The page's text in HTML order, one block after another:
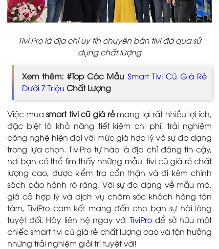
Tivi Pro là địa chỉ uy tín chuyên bán tivi đã qua sử
dụng chất lượng
Xem thêm: #Top Các Mẫu Smart Tivi Cũ Giá Rẻ
Dưới 7 Triệu Chất Lượng
Việc muasmart tivi cũ giá rẻmang lại rất nhiều lợi ích,
đặc biệt là khả năng tiết kiệm chi phí, trải nghiệm
công nghệ hiện đại với mức giá hợp lý và sự đa dạng
trong lựa chọn. TiviPro tự hào là địa chỉ đáng tin cậy,
nơi bạn có thể tìm thấy những mẫu tivi cũ giá rẻ chất
lượng cao, được kiểm tra cẩn thận và đi kèm chính
sách bảo hành rõ ràng. Với sự đa dạng về mẫu mã,
giá cả hợp lý và dịch vụ chăm sóc khách hàng tận
tâm, TiviPro cam kết mang đến cho bạn sự hài lòng
tuyệt đối. Hãy liên hệ ngay vớiTiviPro để sở hữu một
chiếc smart tivi cũ giá rẻ chất lượng cao và tận hưởng
những trải nghiệm giải trí tuyệt vời!